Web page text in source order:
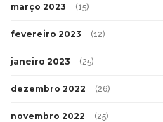
março 2023 (15)
fevereiro 2023 (12)
janeiro 2023 (25)
dezembro 2022 (26)
novembro 2022 (25)